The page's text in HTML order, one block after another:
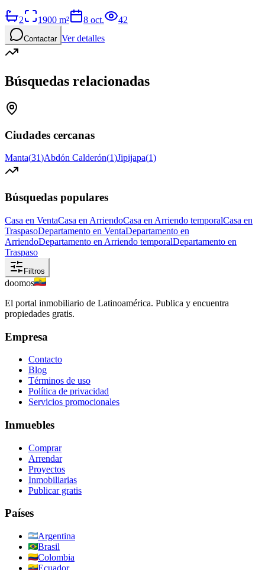
2 1900 m² 8 oct. 42
Contactar Ver detalles
Búsquedas relacionadas
Ciudades cercanas
Manta(31)Abdón Calderón(1)Jipijapa(1)
Búsquedas populares
Casa en VentaCasa en ArriendoCasa en Arriendo temporalCasa en
TraspasoDepartamento en VentaDepartamento en
ArriendoDepartamento en Arriendo temporalDepartamento en
Traspaso
Filtros
doomos
El portal inmobiliario de Latinoamérica. Publica y encuentra
propiedades gratis.
Empresa
Contacto
Blog
Términos de uso
Política de privacidad
Servicios promocionales
Inmuebles
Comprar
Arrendar
Proyectos
Inmobiliarias
Publicar gratis
Países
Argentina
Brasil
Colombia